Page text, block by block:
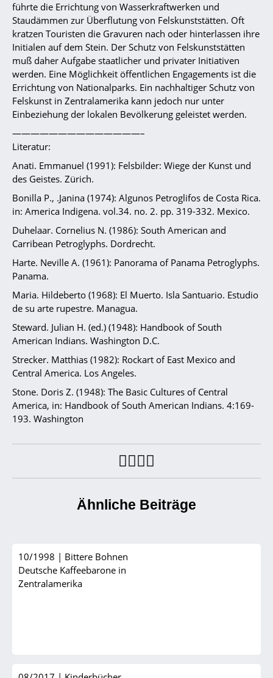
führte die Errichtung von Wasserkraftwerken und
Staudämmen zur Überflutung von Felskunststätten. Oft
kratzen Touristen die Gravuren nach oder hinterlassen ihre
Initialen auf dem Stein. Der Schutz von Felskunststätten
muß daher Aufgabe staatlicher und privater Initiativen
werden. Eine Möglichkeit öffentlichen Engagements ist die
Errichtung von Nationalparks. Ein nachhaltiger Schutz von
Felskunst in Zentralamerika kann jedoch nur unter
Einbeziehung der lokalen Bevölkerung geleistet werden.
——————————————–
Literatur:
Anati. Emmanuel (1991): Felsbilder: Wiege der Kunst und
des Geistes. Zürich.
Bonilla P., .Janina (1974): Algunos Petroglifos de Costa Rica.
in: America Indigena. vol.34. no. 2. pp. 319-332. Mexico.
Duhelaar. Cornelius N. (1986): South American and
Carribean Petroglyphs. Dordrecht.
Harte. Neville A. (1961): Panorama of Panama Petroglyphs.
Panama.
Maria. Hildeberto (1968): El Muerto. Isla Santuario. Estudio
de su arte rupestre. Managua.
Steward. Julian H. (ed.) (1948): Handbook of South
American Indians. Washington D.C.
Strecker. Matthias (1982): Rockart of East Mexico and
Central America. Los Angeles.
Stone. Doris Z. (1948): The Basic Cultures of Central
America, in: Handbook of South American Indians. 4:169-
193. Washington
Ähnliche Beiträge
10/1998 | Bittere Bohnen
Deutsche Kaffeebarone in
Zentralamerika